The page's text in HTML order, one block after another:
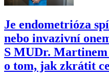
Je endometrióza
nebo invazivní
S MUDr.
o tom, jak zkrátit